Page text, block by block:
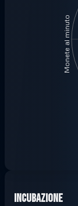
Monete al minuto
Incubazione